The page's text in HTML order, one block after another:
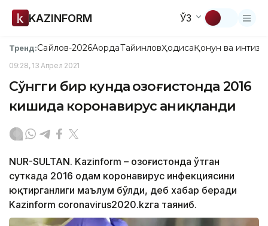
KAZINFORM ЎЗ
Тренд:Сайлов-2026АқордаТайинловҲодисаҚонун ва
09:28, 13 Апрел 2021
Сўнгги бир кунда Қозоғистонда 2016
кишида коронавирус аниқланди
NUR-SULTAN. Kazinform – Қозоғистонда ўтган
суткада 2016 одам коронавирус инфекциясини
юқтирганлиги маълум бўлди, деб хабар беради
Kazinform coronavirus2020.kzга таяниб.